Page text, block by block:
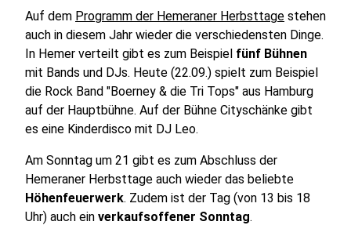
Auf dem Programm der Hemeraner Herbsttage stehen
auch in diesem Jahr wieder die verschiedensten Dinge.
In Hemer verteilt gibt es zum Beispiel fünf Bühnen
mit Bands und DJs. Heute (22.09.) spielt zum Beispiel
die Rock Band "Boerney & die Tri Tops" aus Hamburg
auf der Hauptbühne. Auf der Bühne Cityschänke gibt
es eine Kinderdisco mit DJ Leo.
Am Sonntag um 21 gibt es zum Abschluss der
Hemeraner Herbsttage auch wieder das beliebte
Höhenfeuerwerk. Zudem ist der Tag (von 13 bis 18
Uhr) auch ein verkaufsoffener Sonntag.